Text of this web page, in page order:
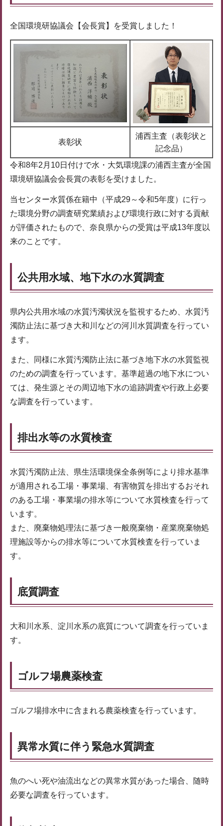
全国環境研協議会【会長賞】を受賞しました！
表彰状
浦西主査（表彰状と
記念品）
令和8年2月10日付けで水・大気環境課の浦西主査が全国
環境研協議会会長賞の表彰を受けました。
当センター水質係在籍中（平成29～令和5年度）に行っ
た環境分野の調査研究業績および環境行政に対する貢献
が評価されたもので、奈良県からの受賞は平成13年度以
来のことです。
公共用水域、地下水の水質調査
県内公共用水域の水質汚濁状況を監視するため、水質汚
濁防止法に基づき大和川などの河川水質調査を行ってい
ます。
また、同様に水質汚濁防止法に基づき地下水の水質監視
のための調査を行っています。基準超過の地下水につい
ては、発生源とその周辺地下水の追跡調査や行政上必要
な調査を行っています。
排出水等の水質検査
水質汚濁防止法、県生活環境保全条例等により排水基準
が適用される工場・事業場、有害物質を排出するおそれ
のある工場・事業場の排水等について水質検査を行って
います。
また、廃棄物処理法に基づき一般廃棄物・産業廃棄物処
理施設等からの排水等について水質検査を行っていま
す。
底質調査
大和川水系、淀川水系の底質について調査を行っていま
す。
ゴルフ場農薬検査
ゴルフ場排水中に含まれる農薬検査を行っています。
異常水質に伴う緊急水質調査
魚のへい死や油流出などの異常水質があった場合、随時
必要な調査を行っています。